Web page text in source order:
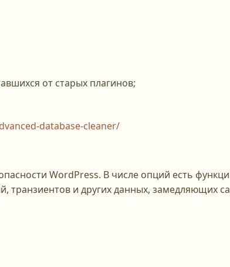
от старых плагинов;
database-cleaner/
WordPress. В числе опций есть
транзиентов и других данных, замедляющих